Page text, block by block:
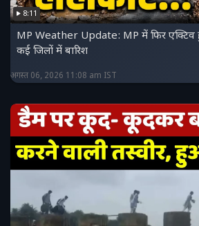
8:11
MP Weather Update: MP में फिर
कई जिलों में बारिश
अगस्त 06, 2026 11:08 am IST